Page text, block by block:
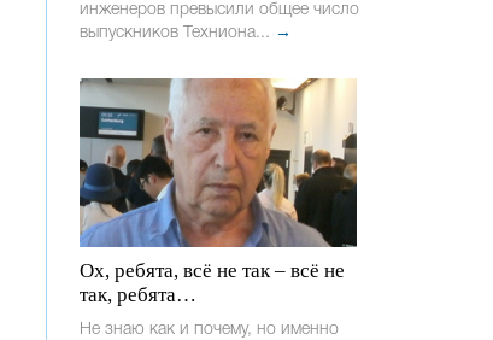
инженеров превысили общее число
выпускников Техниона... →
Ох, ребята, всё не так – всё не
так, ребята…
Не знаю как и почему, но именно